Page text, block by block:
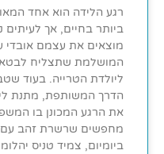
רגע הלידה הוא אחד
ביותר בחיים, אך לעיתים
מוצאים את עצמם
המושלמת שתצליח
ליולדת הטרייה. בעוד
הדרך המשותפת, מתנת
את הרגע המכונן בו
מחפשים שרשרת זהב עם
ביומיום, צמיד טניס